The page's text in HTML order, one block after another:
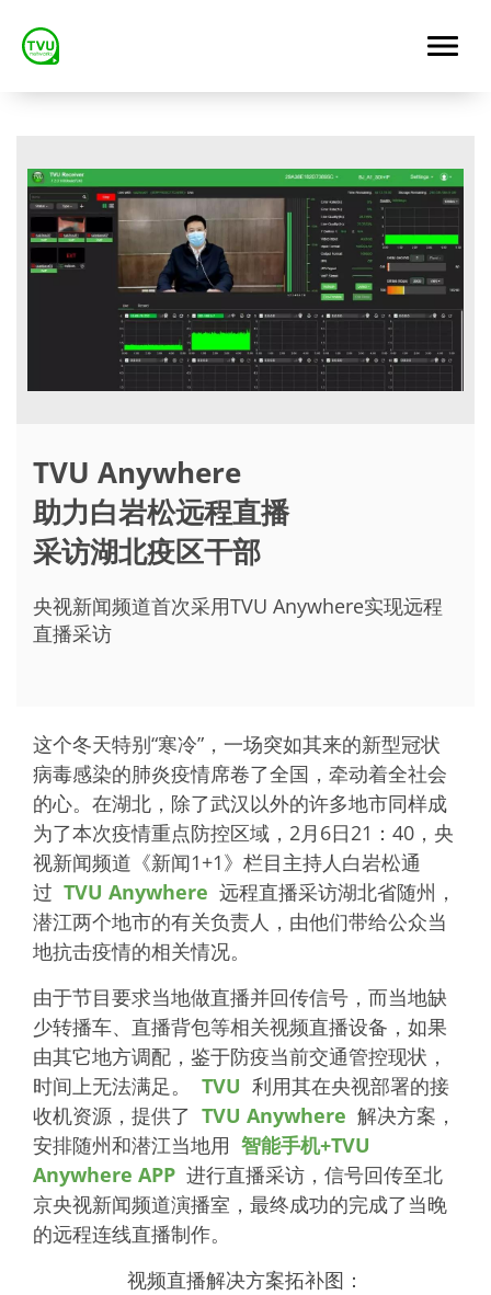
TVU Anywhere
助力白岩松远程直播
采访湖北疫区干部
央视新闻频道首次采用TVU Anywhere实现远程
直播采访
这个冬天特别“寒冷”，一场突如其来的新型冠状
病毒感染的肺炎疫情席卷了全国，牵动着全社会
的心。在湖北，除了武汉以外的许多地市同样成
为了本次疫情重点防控区域，2月6日21：40，央
视新闻频道《新闻1+1》栏目主持人白岩松通
过 TVU Anywhere 远程直播采访湖北省随州，
潜江两个地市的有关负责人，由他们带给公众当
地抗击疫情的相关情况。
由于节目要求当地做直播并回传信号，而当地缺
少转播车、直播背包等相关视频直播设备，如果
由其它地方调配，鉴于防疫当前交通管控现状，
时间上无法满足。 TVU 利用其在央视部署的接
收机资源，提供了 TVU Anywhere 解决方案，
安排随州和潜江当地用 智能手机+TVU
Anywhere APP 进行直播采访，信号回传至北
京央视新闻频道演播室，最终成功的完成了当晚
的远程连线直播制作。
视频直播解决方案拓补图：